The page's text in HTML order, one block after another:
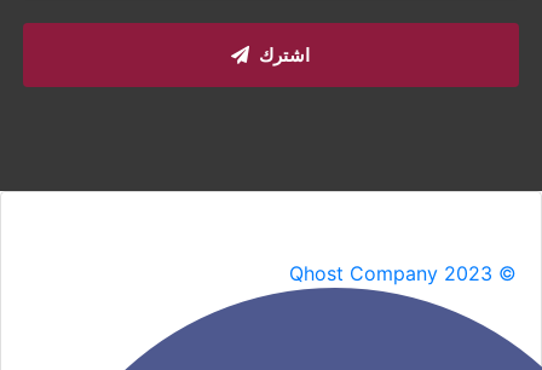
اشترك
Qhost Company 2023 ©